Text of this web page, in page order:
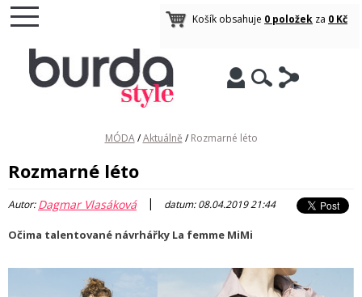
Košík obsahuje 0 položek za 0 Kč
MÓDA / Aktuálně / Rozmarné léto
Rozmarné léto
Autor:Dagmar Vlasáková | datum: 08.04.2019 21:44
Očima talentované návrhářky La femme MiMi